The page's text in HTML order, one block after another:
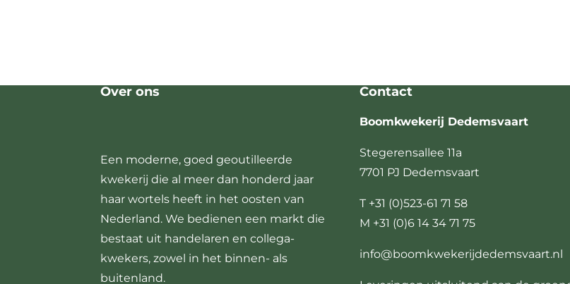
Over ons
Een moderne, goed geoutilleerde
kwekerij die al meer dan honderd jaar
haar wortels heeft in het oosten van
Nederland. We bedienen een markt die
bestaat uit handelaren en collega-
kwekers, zowel in het binnen- als
buitenland.
Contact
Boomkwekerij Dedemsvaart
Stegerensallee 11a
7701 PJ Dedemsvaart
T +31 (0)523-61 71 58
M +31 (0)6 14 34 71 75
info@boomkwekerijdedemsvaart.nl